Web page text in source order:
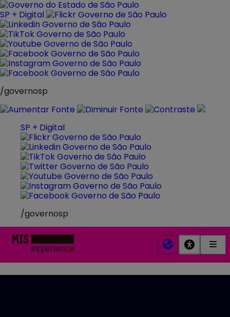
Pular
para
o
conteúdo
SP + Digital
/governosp
SP + Digital
/governosp